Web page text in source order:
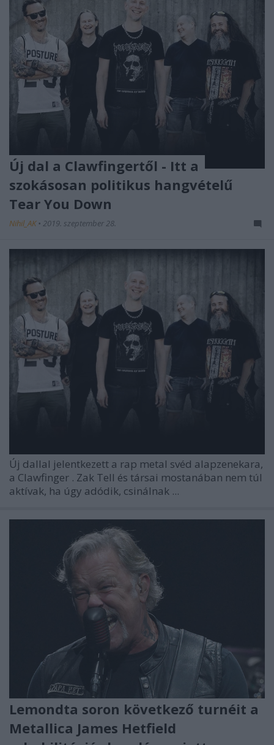
Új dal a Clawfingertől - Itt a
szokásosan politikus hangvételű
Tear You Down
Nihil_AK • 2019. szeptember 28.
Új dallal jelentkezett a rap metal svéd alapzenekara,
a Clawfinger . Zak Tell és társai mostanában nem túl
aktívak, ha úgy adódik, csinálnak ...
Lemondta soron következő turnéit a
Metallica James Hetfield